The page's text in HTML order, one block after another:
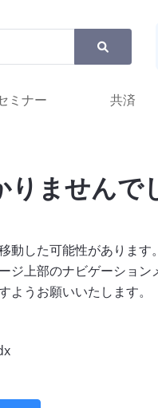
ミナー 共済
りませんで
した可能性があります。
上部のナビゲーション
うお願いいたします。